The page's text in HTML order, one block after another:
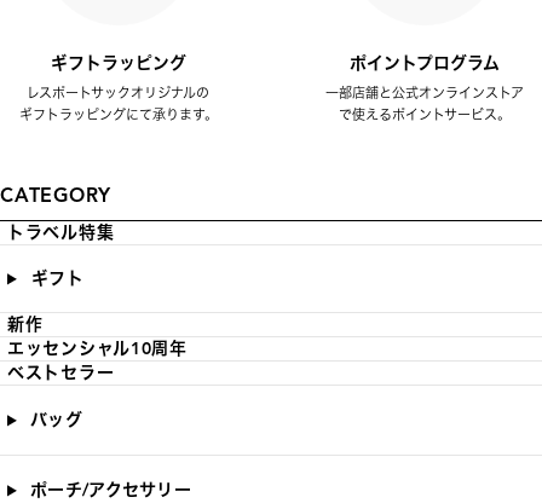
ギフトラッピング
レスポートサックオリジナルの
ギフトラッピングにて承ります。
ポイントプログラム
一部店舗と公式オンラインストア
で使えるポイントサービス。
CATEGORY
トラベル特集
ギフト
新作
エッセンシャル10周年
ベストセラー
バッグ
ポーチ/アクセサリー